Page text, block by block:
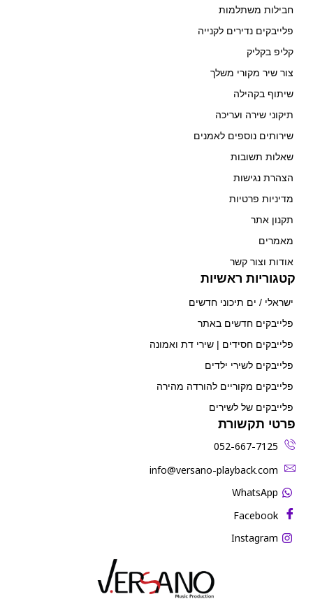
חבילות משתלמות
פלייבקים נדירים לקנייה
קליפ בקליק
צור שיר מקורי משלך
שיתוף בקהילה
תיקוני שירה ועריכה
שירותים נוספים לאמנים
שאלות תשובות
הצהרת נגישות
מדיניות פרטיות
תקנון אתר
מאמרים
אודות וצור קשר
קטגוריות ראשיות
ישראלי / ים תיכוני חדשים
פלייבקים חדשים באתר
פלייבקים חסידים | שירי דת ואמונה
פלייבקים לשירי ילדים
פלייבקים מקוריים להורדה מהירה
פלייבקים של לשירים
פרטי תקשורת
052-667-7125
‫info@versano-playback.com‬
WhatsApp
Facebook
Instagram